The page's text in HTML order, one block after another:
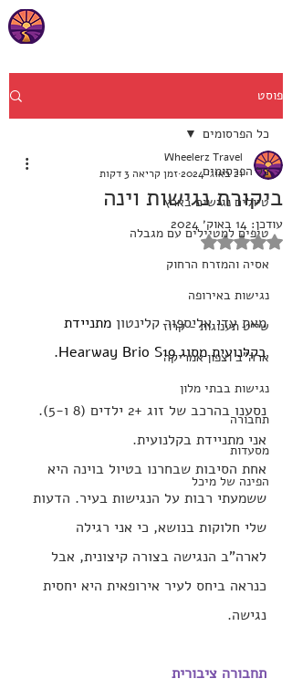
פוסט
כל הפרסומים
טיולים נגישים בארץ
טיפים למטיילים עם מגבלה
אסיה והמזרח הרחוק
נגישות באירופה
שייט תענוגות - קרוז
ארה"ב וצפון אמריקה
נגישות בבתי מלון
תחבורה
מסעדות
הפינה של מיכל
כל הפרסומים
ביקורת נגישות וינה
Wheelerz Travel
21 באוג׳ 2024
זמן קריאה 3 דקות
עודכן: 14 באוק׳ 2024
דירוג של NaN מתוך 5 כוכבים
מאת עדי אליספור קלינטון מתניידת
בקלנועית מסוג Hearway Brio S19.
נסענו בהרכב של זוג +2 ילדים (8 ו-5).
אני מתניידת בקלנועית.
אחת הסיבות שבחרנו בטיול בוינה היא
ששמעתי רבות על הנגישות בעיר. הדעות
שלי חלוקות בנושא, כי אני רגילה
לארה"ב הנגישה בצורה קיצונית, אבל
כנראה ביחס לעיר אירופאית היא יחסית
נגישה.
תחבורה ציבורית